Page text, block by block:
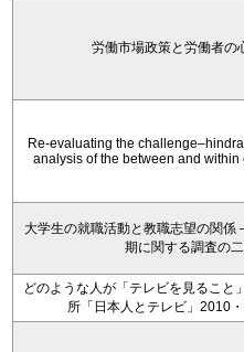
労働市場政策と労働者の
Re-evaluating the
analysis of the between and
大学生の就職活動と教職志望の関
期に関する調査の
どのような人が「テレビを見ること
所「日本人とテレビ」2010